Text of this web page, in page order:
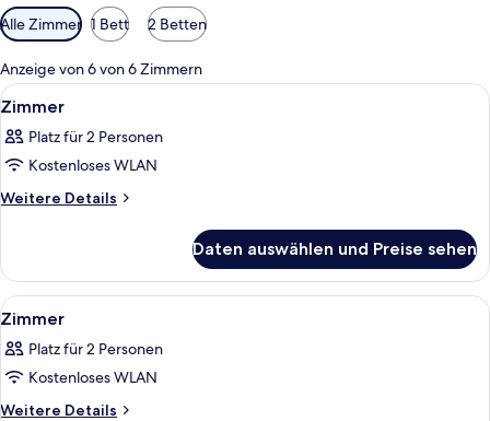
Verfügbare
Filter
für
Zimmer
Alle Zimmer 1 Bett 2 Betten
Anzeige von 6 von 6 Zimmern
Alle
Fotos
für
Zimmer
anzeigen
Ein Hotelzimmer mit zwei Betten,
6
Zimmer
Platz für 2 Personen
Kostenloses WLAN
Weitere Details
Weitere
Daten auswählen und Preise sehen
Alle
Fotos
für
Zimmer
anzeigen
Ein Schlafzimmer mit
11
Zimmer
Platz für 2 Personen
Kostenloses WLAN
Weitere Details
Weitere